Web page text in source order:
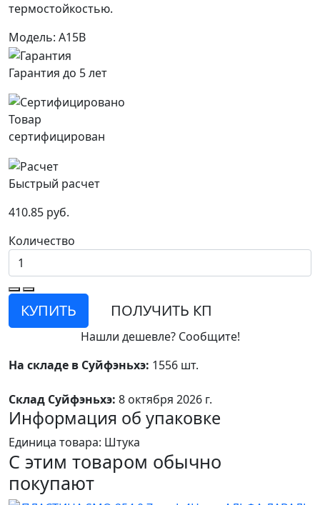
термостойкостью.
Модель: A15B
Гарантия до 5 лет
Товар
сертифицирован
Быстрый расчет
410.85 руб.
Количество
КУПИТЬ ПОЛУЧИТЬ КП
Нашли дешевле? Сообщите!
На складе в Суйфэньхэ: 1556 шт.
Склад Суйфэньхэ: 8 октября 2026 г.
Информация об упаковке
Единица товара: Штука
С этим товаром обычно
покупают